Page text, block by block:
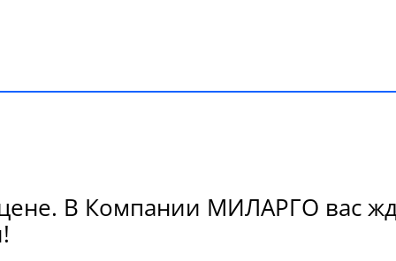
В Компании МИЛАРГО вас